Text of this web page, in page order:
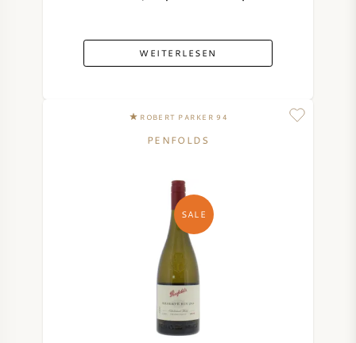
WEITERLESEN
ROBERT PARKER 94
SALE
PENFOLDS